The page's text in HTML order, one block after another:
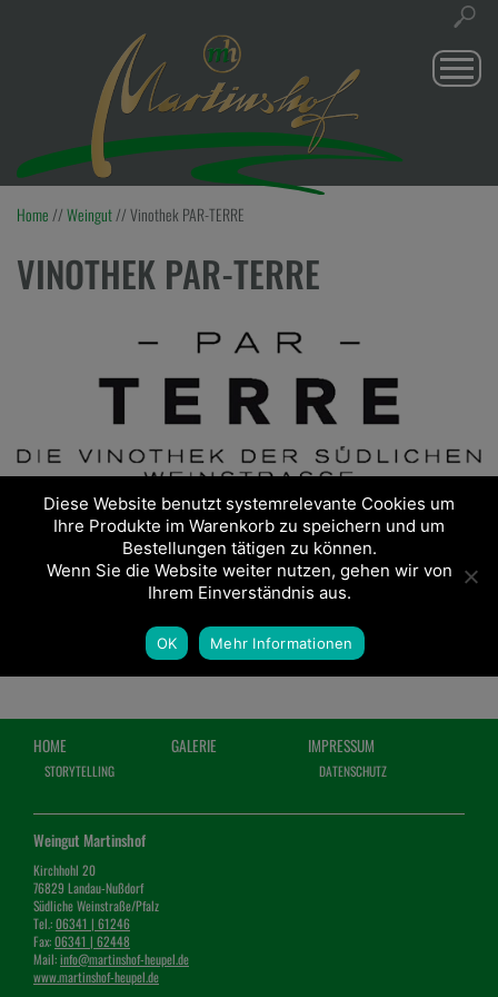
Home //Weingut//Vinothek PAR-TERRE
VINOTHEK PAR-TERRE
HOME
STORYTELLING
GALERIE IMPRESSUM
DATENSCHUTZ
Weingut Martinshof
Kirchhohl 20
76829 Landau-Nußdorf
Südliche Weinstraße/Pfalz
Tel.:06341 | 61246
Fax:06341 | 62448
Mail:info@martinshof-heupel.de
www.martinshof-heupel.de
Diese Website benutzt systemrelevante Cookies um
Ihre Produkte im Warenkorb zu speichern und um
Bestellungen tätigen zu können.
Wenn Sie die Website weiter nutzen, gehen wir von
Ihrem Einverständnis aus.
OK Mehr Informationen